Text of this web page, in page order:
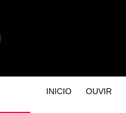
INICIO OUVIR